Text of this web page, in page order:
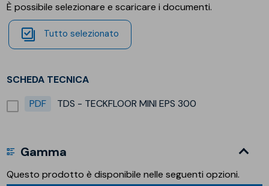
È possibile selezionare e scaricare i documenti.
Tutto selezionato
SCHEDA TECNICA
PDF
TDS - TECKFLOOR MINI EPS 300
Gamma
Questo prodotto è disponibile nelle seguenti opzioni.